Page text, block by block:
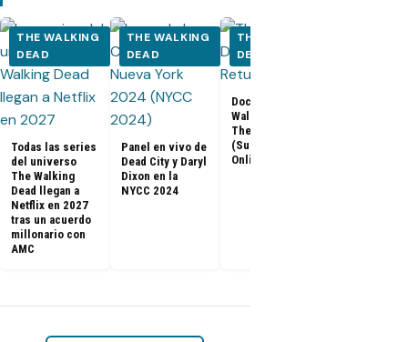
THE WALKING
DEAD
Todas las series
del universo
The Walking
Dead llegan a
Netflix en 2027
tras un acuerdo
millonario con
AMC
THE WALKING
DEAD
Panel en vivo de
Dead City y Daryl
Dixon en la
NYCC 2024
THE WALKING
DEAD
Documental The
Walking Dead:
The Return
(Subtitulado
Online)